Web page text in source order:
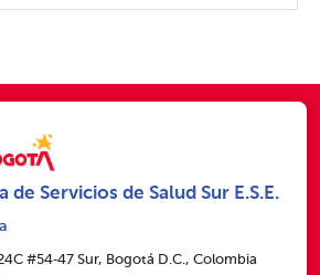
de Servicios de Salud Sur E.S.E.
#54‑47 Sur, Bogotá D.C., Colombia